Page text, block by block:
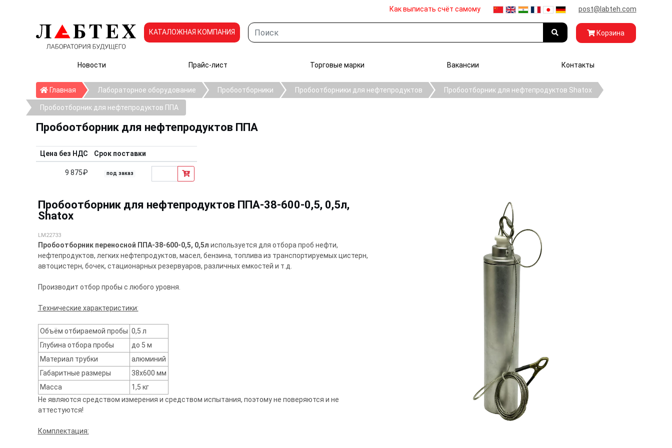
Как выписать счёт самому post@labteh.com
КАТАЛОЖНАЯ КОМПАНИЯ Корзина
Новости Прайс-лист Торговые марки Вакансии Контакты
ГлавнаяГлавнаяЛабораторное оборудование Пробоотборники Пробоотборники для нефтепродуктов Пробоотборник для нефтепродуктов Shatox
Пробоотборник для нефтепродуктов ППА
Пробоотборник для нефтепродуктов ППА
Цена без НДС Срок поставки
9 875₽ под заказ
Пробоотборник для нефтепродуктов ППА-38-600-0,5, 0,5л,
Shatox
LM22733
Пробоотборник переносной ППА-38-600-0,5, 0,5л используется для отбора проб нефти,
нефтепродуктов, легких нефтепродуктов, масел, бензина, топлива из транспортируемых цистерн,
автоцистерн, бочек, стационарных резервуаров, различных емкостей и т.д.
Производит отбор пробы с любого уровня.
Технические характеристики:
Объём отбираемой пробы 0,5 л
Глубина отбора пробы
до 5 м
Материал трубки
алюминий
Габаритные размеры
38х600 мм
Масса
1,5 кг
Не являются средством измерения и средством испытания, поэтому не поверяются и не
аттестуются!
Комплектация: